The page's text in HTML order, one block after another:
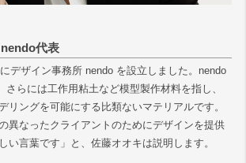
代表
デザイン事務所 nendo を設立しました。nendo
さらには工作用粘土など模型製作材料を指し、
リングを可能にする比類ないマテリアルです。
異なったクライアントのためにデザインを提供
い言葉です」と、佐藤オオキは説明します。